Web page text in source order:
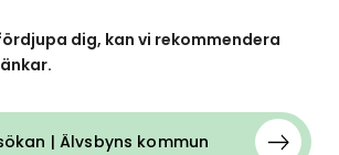
dig, kan vi rekommendera
| Älvsbyns kommun